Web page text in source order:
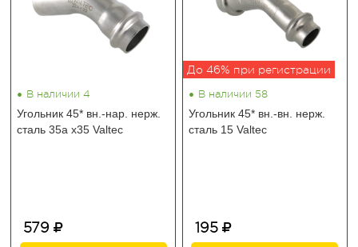
• В наличии 4
Угольник 45* вн.-нар. нерж.
сталь 35а х35 Valtec
579
До 46% при регистрации
• В наличии 58
Угольник 45* вн.-вн. нерж.
сталь 15 Valtec
195